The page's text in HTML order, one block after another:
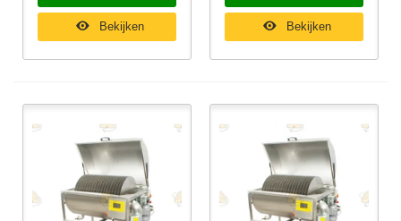
Bekijken Bekijken